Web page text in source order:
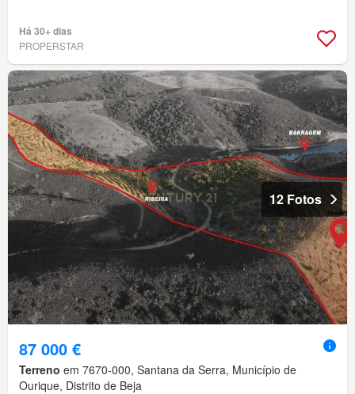
Há 30+ dias
PROPERSTAR
12 Fotos
87 000 €
Terreno em 7670-000, Santana da Serra, Município de
Ourique, Distrito de Beja